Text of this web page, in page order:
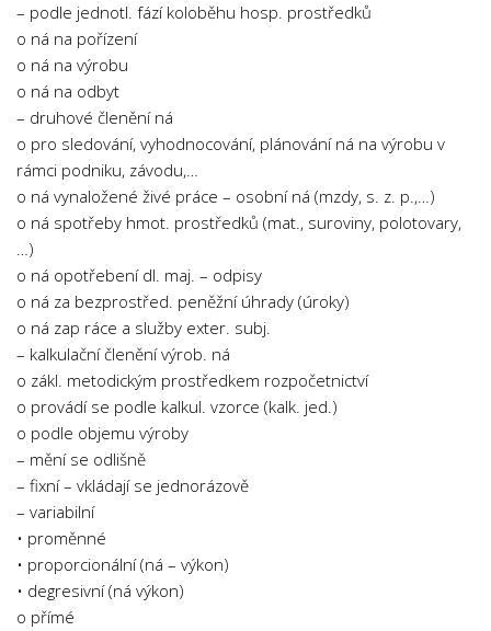
– podle jednotl. fází koloběhu hosp. prostředků
o ná na pořízení
o ná na výrobu
o ná na odbyt
– druhové členění ná
o pro sledování, vyhodnocování, plánování ná na výrobu v
rámci podniku, závodu,…
o ná vynaložené živé práce – osobní ná (mzdy, s. z. p.,…)
o ná spotřeby hmot. prostředků (mat., suroviny, polotovary,
…)
o ná opotřebení dl. maj. – odpisy
o ná za bezprostřed. peněžní úhrady (úroky)
o ná zap ráce a služby exter. subj.
– kalkulační členění výrob. ná
o zákl. metodickým prostředkem rozpočetnictví
o provádí se podle kalkul. vzorce (kalk. jed.)
o podle objemu výroby
– mění se odlišně
– fixní – vkládají se jednorázově
– variabilní
• proměnné
• proporcionální (ná – výkon)
• degresivní (ná výkon)
o přímé